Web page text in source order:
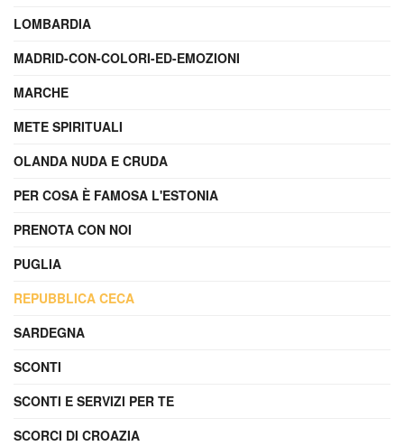
LOMBARDIA
MADRID-CON-COLORI-ED-EMOZIONI
MARCHE
METE SPIRITUALI
OLANDA NUDA E CRUDA
PER COSA È FAMOSA L'ESTONIA
PRENOTA CON NOI
PUGLIA
REPUBBLICA CECA
SARDEGNA
SCONTI
SCONTI E SERVIZI PER TE
SCORCI DI CROAZIA